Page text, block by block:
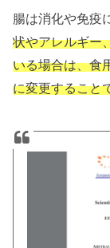
腸は消化や免疫
状やアレルギー
いる場合は、食
に変更すること